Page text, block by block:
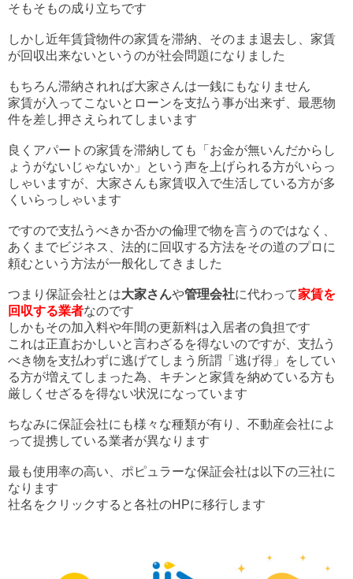
そもそもの成り立ちです
しかし近年賃貸物件の家賃を滞納、そのまま退去し、家賃
が回収出来ないというのが社会問題になりました
もちろん滞納されれば大家さんは一銭にもなりません
家賃が入ってこないとローンを支払う事が出来ず、最悪物
件を差し押さえられてしまいます
良くアパートの家賃を滞納しても「お金が無いんだからし
ょうがないじゃないか」という声を上げられる方がいらっ
しゃいますが、大家さんも家賃収入で生活している方が多
くいらっしゃいます
ですので支払うべきか否かの倫理で物を言うのではなく、
あくまでビジネス、法的に回収する方法をその道のプロに
頼むという方法が一般化してきました
つまり保証会社とは大家さんや管理会社に代わって家賃を
回収する業者なのです
しかもその加入料や年間の更新料は入居者の負担です
これは正直おかしいと言わざるを得ないのですが、支払う
べき物を支払わずに逃げてしまう所謂「逃げ得」をしてい
る方が増えてしまった為、キチンと家賃を納めている方も
厳しくせざるを得ない状況になっています
ちなみに保証会社にも様々な種類が有り、不動産会社によ
って提携している業者が異なります
最も使用率の高い、ポピュラーな保証会社は以下の三社に
なります
社名をクリックすると各社のHPに移行します